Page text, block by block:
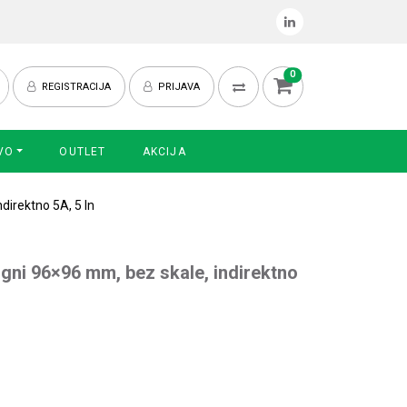
REGISTRACIJA PRIJAVA
0
OUTLET AKCIJA
5A, 5 In
96×96 mm, bez skale, indirektno